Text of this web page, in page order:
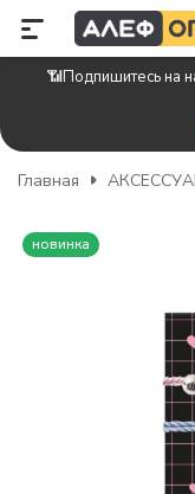
📶Подпишитесь на
Главная
новинка